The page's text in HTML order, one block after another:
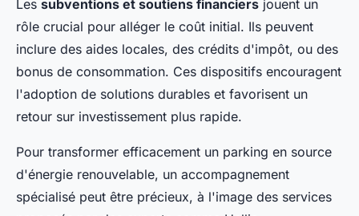
Les subventions et soutiens financiers jouent un
rôle crucial pour alléger le coût initial. Ils peuvent
inclure des aides locales, des crédits d'impôt, ou des
bonus de consommation. Ces dispositifs encouragent
l'adoption de solutions durables et favorisent un
retour sur investissement plus rapide.
Pour transformer efficacement un parking en source
d'énergie renouvelable, un accompagnement
spécialisé peut être précieux, à l'image des services